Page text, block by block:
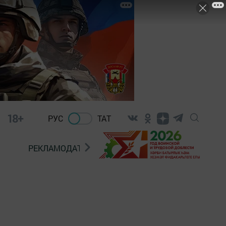
18+ РУС ТАТ
РЕКЛАМОДАТЕЛЯМ